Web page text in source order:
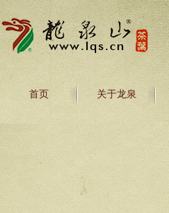
首页 关于龙泉